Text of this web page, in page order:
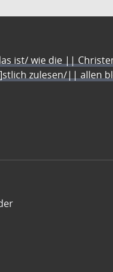
ist/ wie die ||
zulesen/|| allen